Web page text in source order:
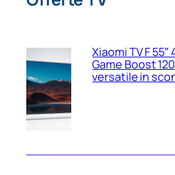
Xiaomi TV F 55″
Game Boost
versatile in